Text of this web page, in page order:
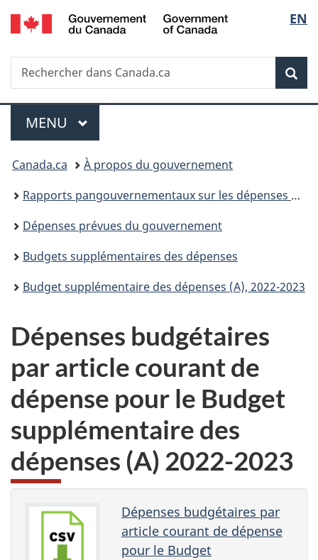
Passer
au
principal
Passer
à
Au
du
Passer
à
version
simplifiée
de
la
EN
Recherche
Rechercher
dans
Menu
MENU PRINCIPAL
Vous
êtes
ici :
Canada.ca
À propos du gouvernement
Rapports pangouvernementaux sur les dépenses et les activités
Dépenses prévues du gouvernement
Budgets supplémentaires des dépenses
Budget supplémentaire des dépenses (A), 2022-2023
Dépenses budgétaires
par article courant de
dépense pour le Budget
supplémentaire des
dépenses (A) 2022-2023
Dépenses budgétaires par
article courant de dépense
pour le Budget